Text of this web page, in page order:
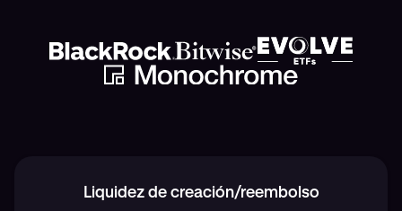
Liquidez de creación/reembolso